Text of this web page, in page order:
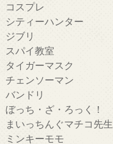
コスプレ
シティーハンター
ジブリ
スパイ教室
タイガーマスク
チェンソーマン
バンドリ
ぼっち・ざ・ろっく！
まいっちんぐマチコ先生
ミンキーモモ